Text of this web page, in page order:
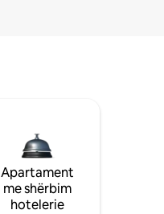
Apartament
me shërbim
hotelerie